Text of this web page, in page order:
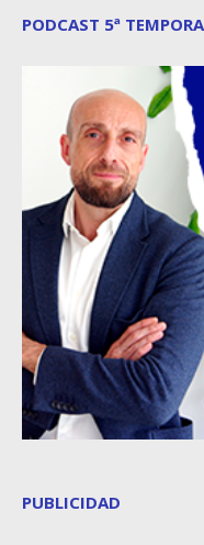
PODCAST 5ª
PUBLICIDAD